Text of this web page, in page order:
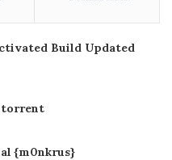
Build Updated
torrent
{m0nkrus}